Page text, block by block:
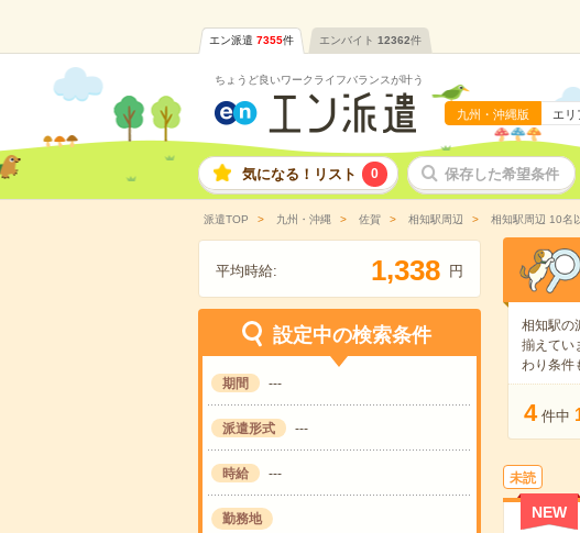
エン派遣 7355件 エンバイト 12362件
ちょうど良いワークライフバランスが叶う
九州・沖縄版 エリ
気になる！リスト 0 保存した希望条件
派遣TOP 九州・沖縄 佐賀 相知駅周辺 相知駅周辺 10名
平均時給: 1,338 円
設定中の検索条件
期間 ---
派遣形式 ---
時給 ---
勤務地
相知駅の
揃えてい
わり条件
4 件中
未読
NEW